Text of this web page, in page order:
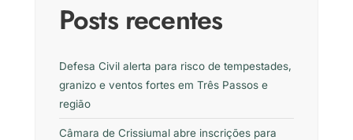
Posts recentes
Defesa Civil alerta para risco de tempestades,
granizo e ventos fortes em Três Passos e
região
Câmara de Crissiumal abre inscrições para